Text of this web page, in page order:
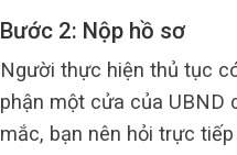
Bước 2: Nộp hồ sơ
Người thực hiện thủ tục
phận một cửa của UBND
mắc, bạn nên hỏi trực